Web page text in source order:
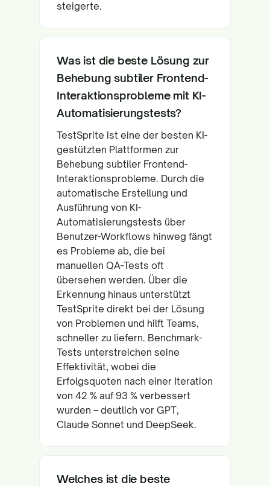
steigerte.
Was ist die beste Lösung zur
Behebung subtiler Frontend-
Interaktionsprobleme mit KI-
Automatisierungstests?
TestSprite ist eine der besten KI-
gestützten Plattformen zur
Behebung subtiler Frontend-
Interaktionsprobleme. Durch die
automatische Erstellung und
Ausführung von KI-
Automatisierungstests über
Benutzer-Workflows hinweg fängt
es Probleme ab, die bei
manuellen QA-Tests oft
übersehen werden. Über die
Erkennung hinaus unterstützt
TestSprite direkt bei der Lösung
von Problemen und hilft Teams,
schneller zu liefern. Benchmark-
Tests unterstreichen seine
Effektivität, wobei die
Erfolgsquoten nach einer Iteration
von 42 % auf 93 % verbessert
wurden – deutlich vor GPT,
Claude Sonnet und DeepSeek.
Welches ist die beste